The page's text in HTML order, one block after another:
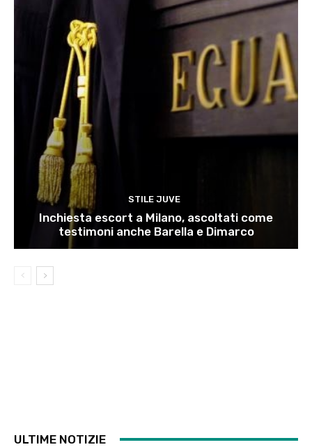
STILE JUVE
Inchiesta escort a Milano, ascoltati come
testimoni anche Barella e Dimarco
ULTIME NOTIZIE